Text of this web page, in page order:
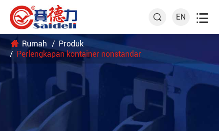
 EN 
Rumah
Produk
Perlengkapan kontainer nonstandar